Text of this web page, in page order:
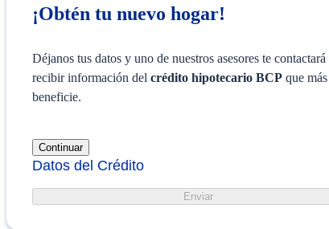
¡Obtén tu nuevo hogar!
Déjanos tus datos y uno de nuestros asesores te contactará
recibir información del crédito hipotecario BCP que
beneficie.
Continuar
Datos del Crédito
Enviar